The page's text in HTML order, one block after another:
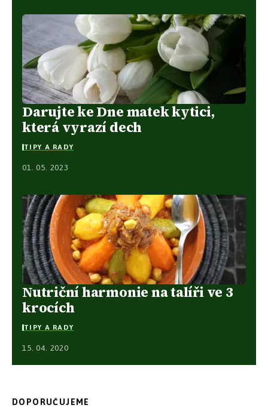
Darujte ke Dne matek kytici,
která vyrazí dech
TIPY A RADY
01. 05. 2023
Nutriční harmonie na talíři ve 3
krocích
TIPY A RADY
15. 04. 2020
DOPORUČUJEME